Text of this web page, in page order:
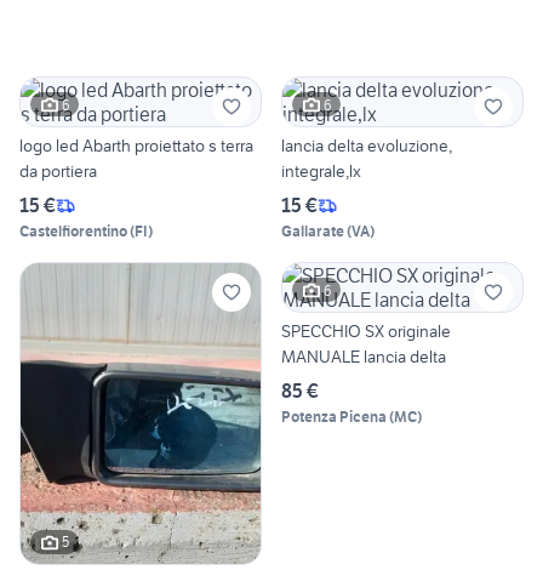
6
logo led Abarth proiettato s terra
da portiera
15 €
Castelfiorentino(FI)
6
lancia delta evoluzione,
integrale,lx
15 €
Gallarate(VA)
5
6
SPECCHIO SX originale
MANUALE lancia delta
85 €
Potenza Picena (MC)